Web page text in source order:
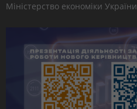
Міністерство економіки України